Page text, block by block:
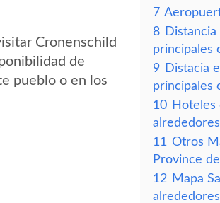
Cronenschild
de
pueblo o en los
7
8
principales
9 Distacia
principales
10 Hoteles
alrededores
11 Otros
Province
12 Mapa
alrededores